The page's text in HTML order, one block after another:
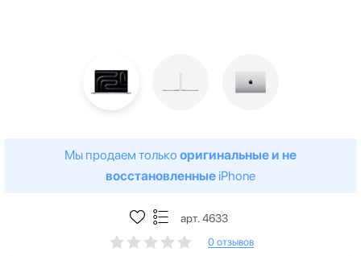
Мы продаем только оригинальные и не
восстановленные iPhone
арт. 4633
0 отзывов